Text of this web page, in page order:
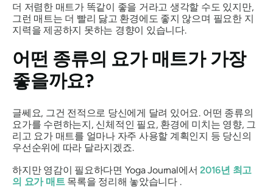
더 저렴한 매트가 똑같이 좋을 거라고 생각할 수도 있지만,
그런 매트는 더 빨리 닳고 환경에도 좋지 않으며 필요한 지
지력을 제공하지 못하는 경향이 있습니다.
어떤 종류의 요가 매트가 가장
좋을까요?
글쎄요, 그건 전적으로 당신에게 달려 있어요. 어떤 종류의
요가를 수련하는지, 신체적인 필요, 환경에 미치는 영향, 그
리고 요가 매트를 얼마나 자주 사용할 계획인지 등 당신의
우선순위에 따라 달라지겠죠.
하지만 영감이 필요하다면 Yoga Journal에서 2016년 최고
의 요가 매트목록을 정리해 놓았습니다 .